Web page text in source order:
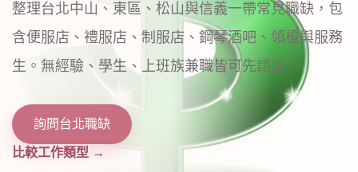
整理台北中山、東區、松山與信義一帶常見職缺，包
含便服店、禮服店、制服店、鋼琴酒吧、領檯與服務
生。無經驗、學生、上班族兼職皆可先諮詢。
詢問台北職缺
比較工作類型 →